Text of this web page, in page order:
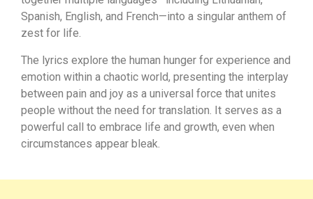
Spanish, English, and French—into a singular anthem of
zest for life.
The lyrics explore the human hunger for experience and
emotion within a chaotic world, presenting the interplay
between pain and joy as a universal force that unites
people without the need for translation. It serves as a
powerful call to embrace life and growth, even when
circumstances appear bleak.